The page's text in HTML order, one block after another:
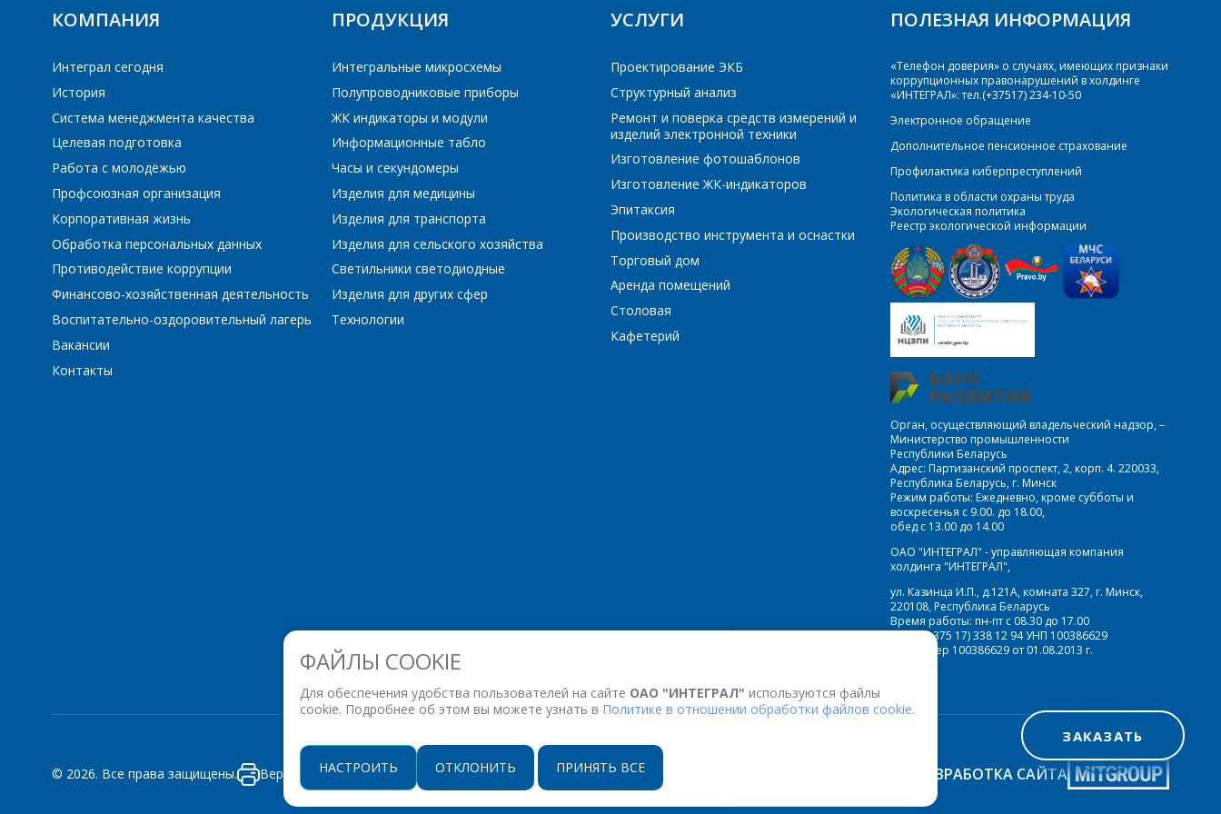
ФАЙЛЫ COOKIE
Для обеспечения удобства пользователей на сайте ОАО "ИНТЕГРАЛ" используются файлы
cookie. Подробнее об этом вы можете узнать в Политике в отношении обработки файлов cookie.
НАСТРОИТЬ ОТКЛОНИТЬ ПРИНЯТЬ ВСЕ
КОМПАНИЯ
Интеграл сегодня
История
Система менеджмента качества
Целевая подготовка
Работа с молодёжью
Профсоюзная организация
Корпоративная жизнь
Обработка персональных данных
Противодействие коррупции
Финансово-хозяйственная деятельность
Воспитательно-оздоровительный лагерь
Вакансии
Контакты
ПРОДУКЦИЯ
Интегральные микросхемы
Полупроводниковые приборы
ЖК индикаторы и модули
Информационные табло
Часы и секундомеры
Изделия для медицины
Изделия для транспорта
Изделия для сельского хозяйства
Светильники светодиодные
Изделия для других сфер
Технологии
УСЛУГИ
Проектирование ЭКБ
Структурный анализ
Ремонт и поверка средств измерений и
изделий электронной техники
Изготовление фотошаблонов
Изготовление ЖК-индикаторов
Эпитаксия
Производство инструмента и оснастки
Торговый дом
Аренда помещений
Столовая
Кафетерий
ПОЛЕЗНАЯ ИНФОРМАЦИЯ
«Телефон доверия» о случаях, имеющих признаки
коррупционных правонарушений в холдинге
«ИНТЕГРАЛ»: тел.(+37517) 234-10-50
Электронное обращение
Дополнительное пенсионное страхование
Профилактика киберпреступлений
Политика в области охраны труда
Экологическая политика
Реестр экологической информации
Орган, осуществляющий владельческий надзор, –
Министерство промышленности
Республики Беларусь
Адрес: Партизанский проспект, 2, корп. 4. 220033,
Республика Беларусь, г. Минск
Режим работы: Ежедневно, кроме субботы и
воскресенья с 9.00. до 18.00,
обед с 13.00 до 14.00
ОАО "ИНТЕГРАЛ" - управляющая компания
холдинга "ИНТЕГРАЛ",
ул. Казинца И.П., д.121А, комната 327, г. Минск,
220108, Республика Беларусь
Время работы: пн-пт с 08.30 до 17.00
Факс: (+375 17) 338 12 94 УНП 100386629
Рег. номер 100386629 от 01.08.2013 г.
© 2026. Все права защищены. Версия для печати НАСТРОЙКИ COOKIE РАЗРАБОТКА САЙТА
ЗАКАЗАТЬ
Интересующий товар/услуга, их количество
Комментарий
Сообщение*
Я согласен на обработку персональных данных